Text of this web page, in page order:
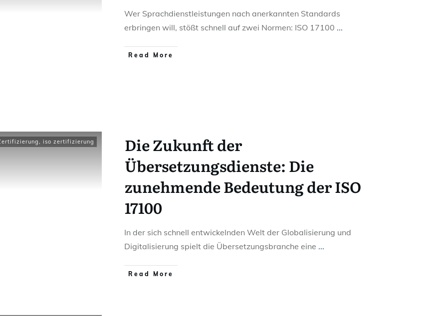
Wer Sprachdienstleistungen nach anerkannten Standards
erbringen will, stößt schnell auf zwei Normen: ISO 17100 ...
Read More
, iso zertifizierung
Die Zukunft der
Übersetzungsdienste: Die
zunehmende Bedeutung der ISO
17100
In der sich schnell entwickelnden Welt der Globalisierung und
Digitalisierung spielt die Übersetzungsbranche eine ...
Read More